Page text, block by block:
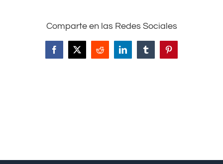
Comparte en las Redes Sociales
Facebook
X Reddit LinkedInTumblrPinterest